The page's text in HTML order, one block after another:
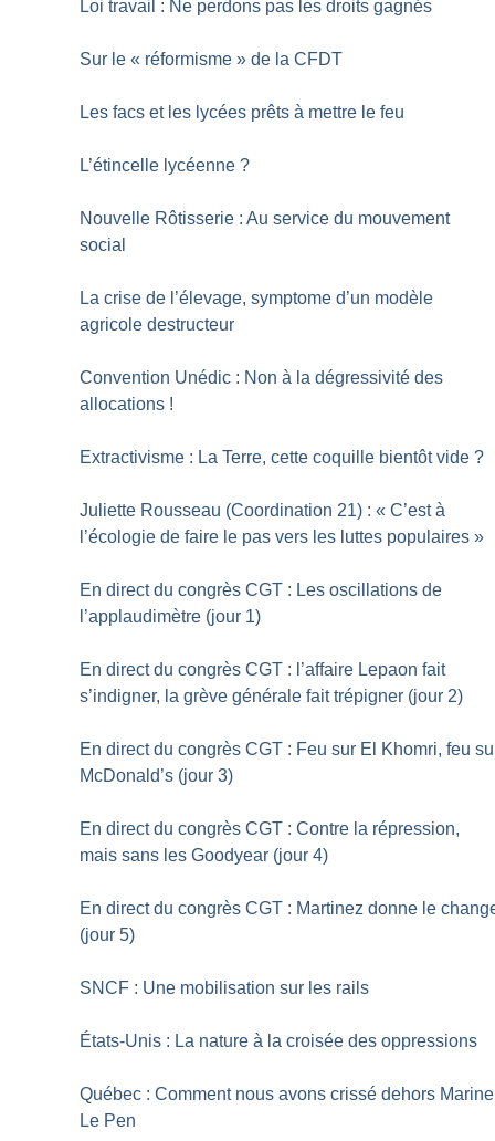
Loi travail : Ne perdons pas les droits gagnés
Sur le « réformisme » de la CFDT
Les facs et les lycées prêts à mettre le feu
L’étincelle lycéenne ?
Nouvelle Rôtisserie : Au service du mouvement
social
La crise de l’élevage, symptome d’un modèle
agricole destructeur
Convention Unédic : Non à la dégressivité des
allocations !
Extractivisme : La Terre, cette coquille bientôt vide ?
Juliette Rousseau (Coordination 21) : « C’est à
l’écologie de faire le pas vers les luttes populaires »
En direct du congrès CGT : Les oscillations de
l’applaudimètre (jour 1)
En direct du congrès CGT : l’affaire Lepaon fait
s’indigner, la grève générale fait trépigner (jour 2)
En direct du congrès CGT : Feu sur El Khomri, feu
McDonald’s (jour 3)
En direct du congrès CGT : Contre la répression,
mais sans les Goodyear (jour 4)
En direct du congrès CGT : Martinez donne le
(jour 5)
SNCF : Une mobilisation sur les rails
États-Unis : La nature à la croisée des oppressions
Québec : Comment nous avons crissé dehors Marine
Le Pen